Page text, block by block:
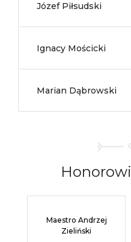
Józef Piłsudski
Ignacy Mościcki
Marian Dąbrowski
Honorowi
Maestro Andrzej
Zieliński